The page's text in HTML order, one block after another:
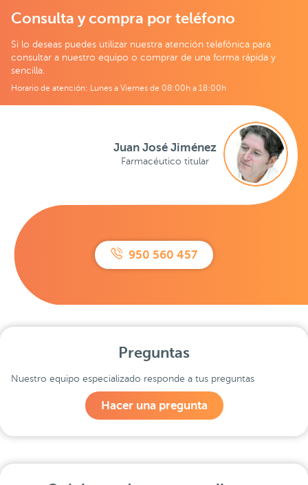
Consulta y compra por teléfono
Si lo deseas puedes utilizar nuestra atención telefónica para
consultar a nuestro equipo o comprar de una forma rápida y
sencilla.
Horario de atención: Lunes a Viernes de 08:00h a 18:00h
950 560 457
Juan José Jiménez
Farmacéutico titular
Preguntas
Nuestro equipo especializado responde a tus preguntas
Hacer una pregunta